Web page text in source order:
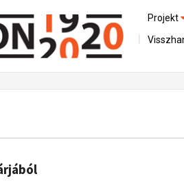
Projekt
Az
Utókor